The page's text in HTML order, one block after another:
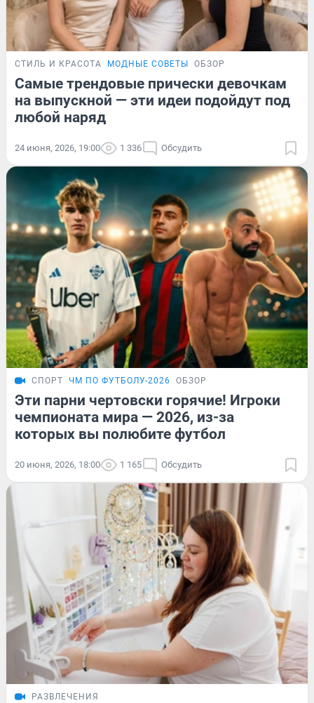
СТИЛЬ И КРАСОТА МОДНЫЕ СОВЕТЫ ОБЗОР
Самые трендовые прически девочкам
на выпускной — эти идеи подойдут под
любой наряд
24 июня, 2026, 19:00 1 336 Обсудить
СПОРТ ЧМ ПО ФУТБОЛУ-2026 ОБЗОР
Эти парни чертовски горячие! Игроки
чемпионата мира — 2026, из-за
которых вы полюбите футбол
20 июня, 2026, 18:00 1 165 Обсудить
РАЗВЛЕЧЕНИЯ